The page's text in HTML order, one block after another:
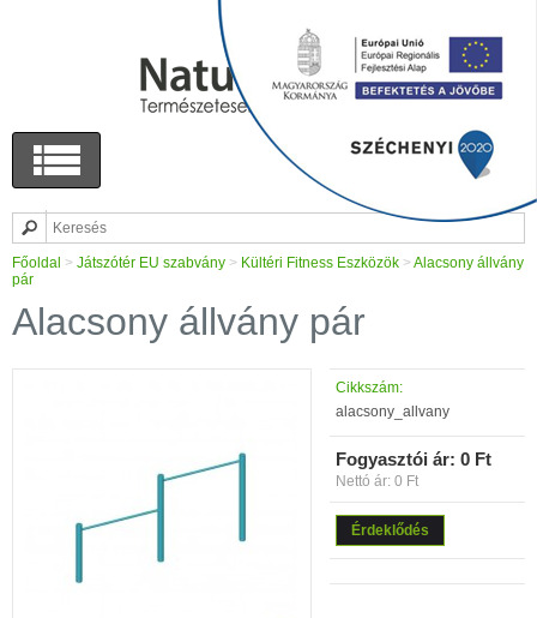
Főoldal > Játszótér EU szabvány > Kültéri Fitness Eszközök > Alacsony állvány
pár
Alacsony állvány pár
Cikkszám:
alacsony_allvany
Fogyasztói ár: 0 Ft
Nettó ár: 0 Ft
Érdeklődés